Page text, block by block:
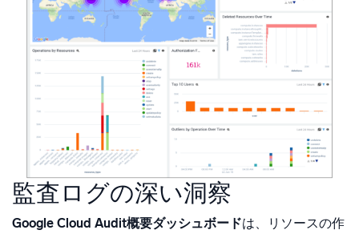
監査ログの深い洞察
Google Cloud Audit概要ダッシュボードは、リソースの作